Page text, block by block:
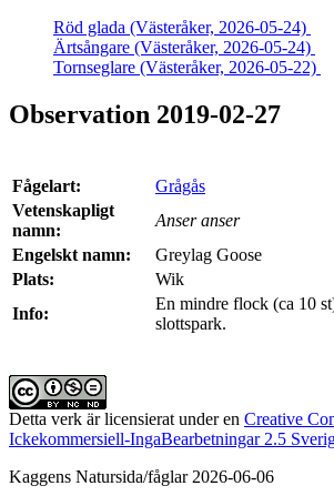
Röd glada (Västeråker, 2026-05-24)
Ärtsångare (Västeråker, 2026-05-24)
Tornseglare (Västeråker, 2026-05-22)
Observation 2019-02-27
Fågelart:
Grågås
Vetenskapligt
namn:
Anser anser
Engelskt namn:
Greylag Goose
Plats:
Wik
Info:
En mindre flock (ca 10
slottspark.
Detta verk är licensierat under en Creative
Ickekommersiell-IngaBearbetningar 2.5
Kaggens Natursida/fåglar 2026-06-06